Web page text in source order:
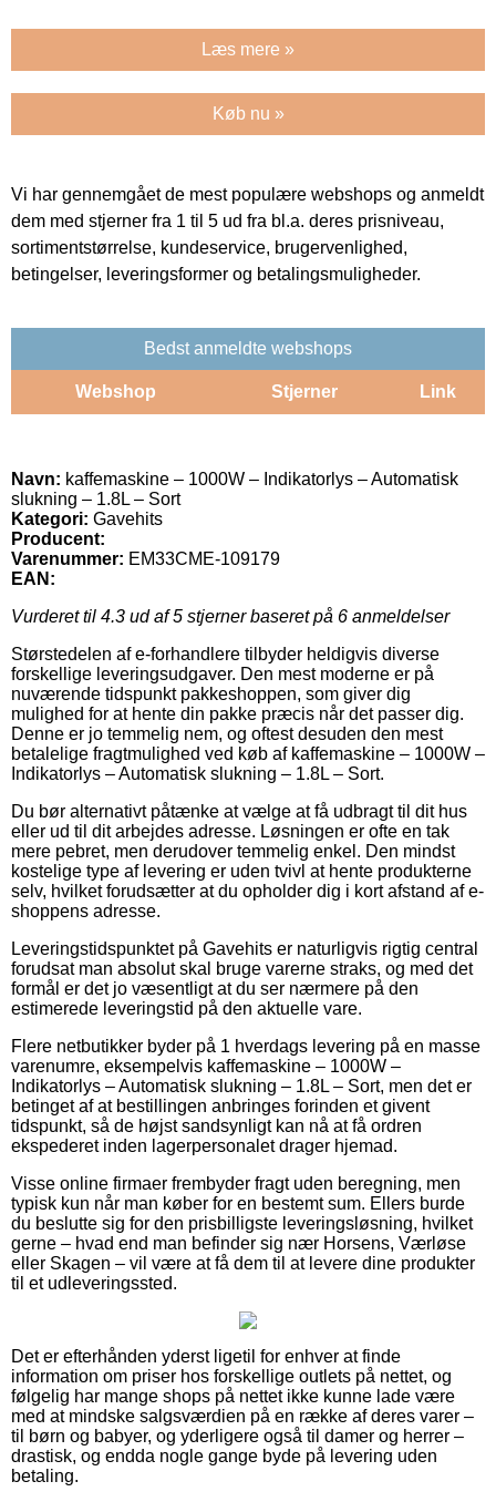
Læs mere »
Køb nu »
Vi har gennemgået de mest populære webshops og anmeldt
dem med stjerner fra 1 til 5 ud fra bl.a. deres prisniveau,
sortimentstørrelse, kundeservice, brugervenlighed,
betingelser, leveringsformer og betalingsmuligheder.
Bedst anmeldte webshops
Webshop Stjerner Link
Navn: kaffemaskine – 1000W – Indikatorlys – Automatisk
slukning – 1.8L – Sort
Kategori: Gavehits
Producent:
Varenummer: EM33CME-109179
EAN:
Vurderet til 4.3 ud af 5 stjerner baseret på 6 anmeldelser
Størstedelen af e-forhandlere tilbyder heldigvis diverse
forskellige leveringsudgaver. Den mest moderne er på
nuværende tidspunkt pakkeshoppen, som giver dig
mulighed for at hente din pakke præcis når det passer dig.
Denne er jo temmelig nem, og oftest desuden den mest
betalelige fragtmulighed ved køb af kaffemaskine – 1000W –
Indikatorlys – Automatisk slukning – 1.8L – Sort.
Du bør alternativt påtænke at vælge at få udbragt til dit hus
eller ud til dit arbejdes adresse. Løsningen er ofte en tak
mere pebret, men derudover temmelig enkel. Den mindst
kostelige type af levering er uden tvivl at hente produkterne
selv, hvilket forudsætter at du opholder dig i kort afstand af e-
shoppens adresse.
Leveringstidspunktet på Gavehits er naturligvis rigtig central
forudsat man absolut skal bruge varerne straks, og med det
formål er det jo væsentligt at du ser nærmere på den
estimerede leveringstid på den aktuelle vare.
Flere netbutikker byder på 1 hverdags levering på en masse
varenumre, eksempelvis kaffemaskine – 1000W –
Indikatorlys – Automatisk slukning – 1.8L – Sort, men det er
betinget af at bestillingen anbringes forinden et givent
tidspunkt, så de højst sandsynligt kan nå at få ordren
ekspederet inden lagerpersonalet drager hjemad.
Visse online firmaer frembyder fragt uden beregning, men
typisk kun når man køber for en bestemt sum. Ellers burde
du beslutte sig for den prisbilligste leveringsløsning, hvilket
gerne – hvad end man befinder sig nær Horsens, Værløse
eller Skagen – vil være at få dem til at levere dine produkter
til et udleveringssted.
Det er efterhånden yderst ligetil for enhver at finde
information om priser hos forskellige outlets på nettet, og
følgelig har mange shops på nettet ikke kunne lade være
med at mindske salgsværdien på en række af deres varer –
til børn og babyer, og yderligere også til damer og herrer –
drastisk, og endda nogle gange byde på levering uden
betaling.